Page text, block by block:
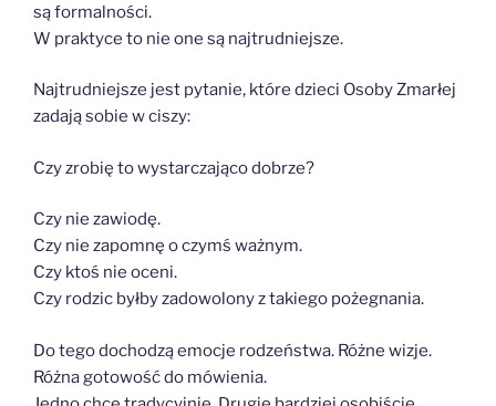
są formalności.
W praktyce to nie one są najtrudniejsze.
Najtrudniejsze jest pytanie, które dzieci Osoby Zmarłej
zadają sobie w ciszy:
Czy zrobię to wystarczająco dobrze?
Czy nie zawiodę.
Czy nie zapomnę o czymś ważnym.
Czy ktoś nie oceni.
Czy rodzic byłby zadowolony z takiego pożegnania.
Do tego dochodzą emocje rodzeństwa. Różne wizje.
Różna gotowość do mówienia.